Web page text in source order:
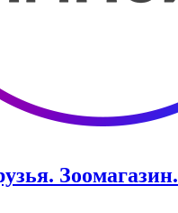
Зоомагазин.